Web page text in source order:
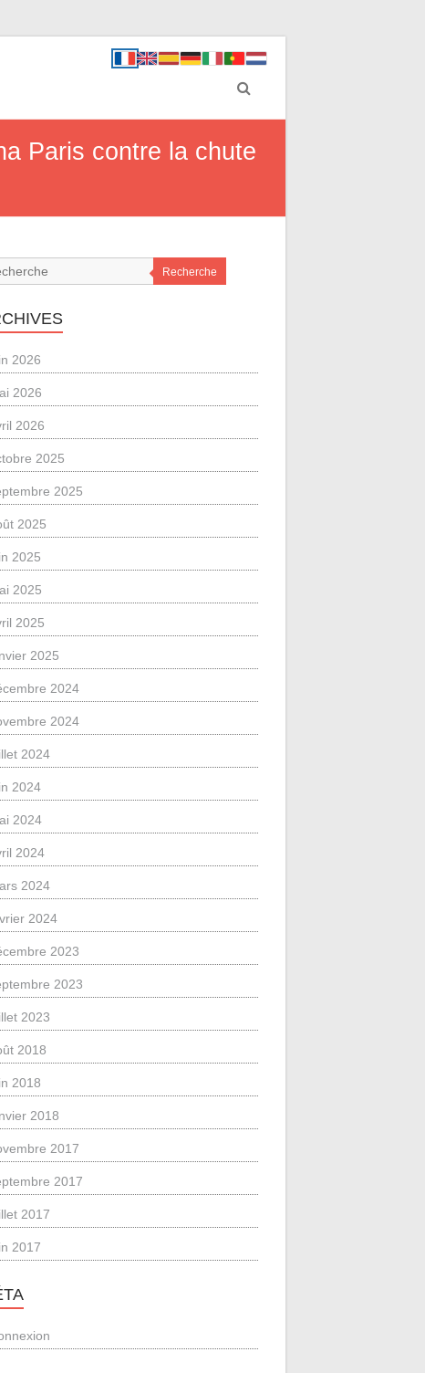
Paris contre la chute
Recherche
2026
2026
2026
2025
2025
2025
2025
2025
2025
2025
2024
2024
2024
2024
2024
2024
2024
2024
2023
2023
2023
2018
2018
2018
2017
2017
2017
2017